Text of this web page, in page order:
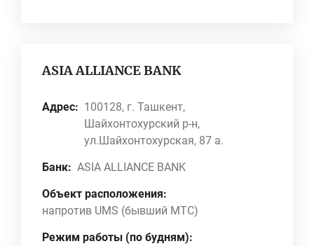
ASIA ALLIANCE BANK
Адрес: 100128, г. Ташкент,
Шайхонтохурский р-н,
ул.Шайхонтохурская, 87 а.
Банк: ASIA ALLIANCE BANK
Объект расположения:
напротив UMS (бывший МТС)
Режим работы (по будням):